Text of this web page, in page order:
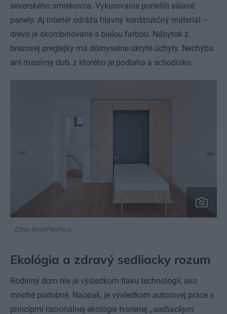
severského smrekovca. Vykurovanie poriešili sálavé
panely. Aj interiér odráža hlavný konštrukčný materiál –
drevo je skombinované s bielou farbou. Nábytok z
brezovej preglejky má dômyselne ukryté úchyty. Nechýba
ani masívny dub, z ktorého je podlaha a schodisko.
Zdroj: BoysPlayNice
Ekológia a zdravý sedliacky rozum
Rodinný dom nie je výsledkom tlaku technológií, ako
mnohé podobné. Naopak, je výsledkom autorovej práce s
princípmi racionálnej ekológie tvorenej „sedliackym